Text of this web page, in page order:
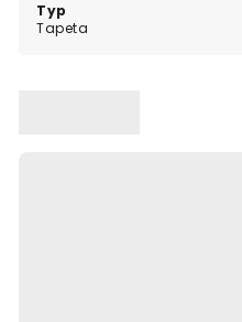
Typ
Tapeta